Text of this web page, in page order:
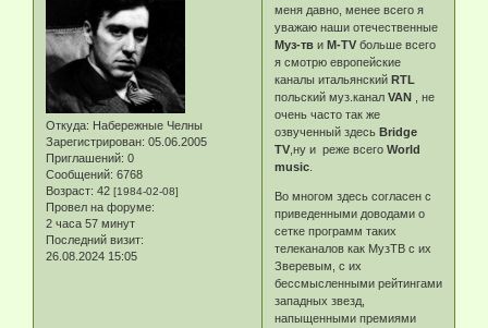
Откуда: Набережные Челны
Зарегистрирован: 05.06.2005
Приглашений: 0
Сообщений: 6768
Возраст: 42 [1984-02-08]
Провел на форуме:
2 часа 57 минут
Последний визит:
26.08.2024 15:05
меня давно, менее всего я
уважаю наши отечественные
Муз-тв иM-TV больше всего
я смотрю европейские
каналы итальянскийRTL
польский муз.каналVAN , не
очень часто так же
озвученный здесьBridge
TV ,ну и реже всегоWorld
music
Во многом здесь согласен с
приведенными доводами о
сетке программ таких
телеканалов как МузТВ с их
Зверевым, с их
бессмысленными рейтингами
западных звезд,
напыщенными премиями